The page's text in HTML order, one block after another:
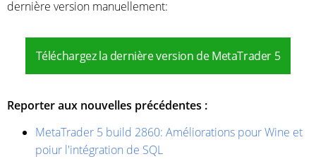
dernière version manuellement:
Téléchargez la dernière version de MetaTrader 5
Reporter aux nouvelles précédentes :
MetaTrader 5 build 2860: Améliorations pour Wine et
poiur l'intégration de SQL